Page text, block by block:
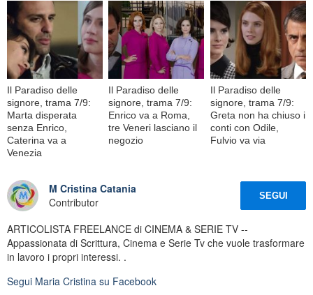
Il Paradiso delle
signore, trama 7/9:
Marta disperata
senza Enrico,
Caterina va a
Venezia
Il Paradiso delle
signore, trama 7/9:
Enrico va a Roma,
tre Veneri lasciano il
negozio
Il Paradiso delle
signore, trama 7/9:
Greta non ha chiuso i
conti con Odile,
Fulvio va via
M Cristina Catania
Contributor
SEGUI
ARTICOLISTA FREELANCE di CINEMA & SERIE TV --
Appassionata di Scrittura, Cinema e Serie Tv che vuole trasformare
in lavoro i propri interessi. .
Segui Maria Cristina su Facebook